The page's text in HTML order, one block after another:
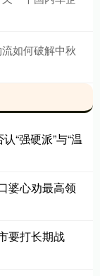
如何破解中秋
“强硬派”与“温
婆心劝最高领
要打长期战